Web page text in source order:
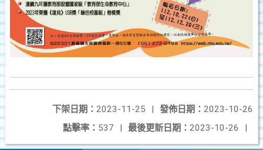
發佈日期： 2023-10-26
下架日期： 2023-11-25
|
最後更新日期： 2023-10-26 |
點擊率： 537 |